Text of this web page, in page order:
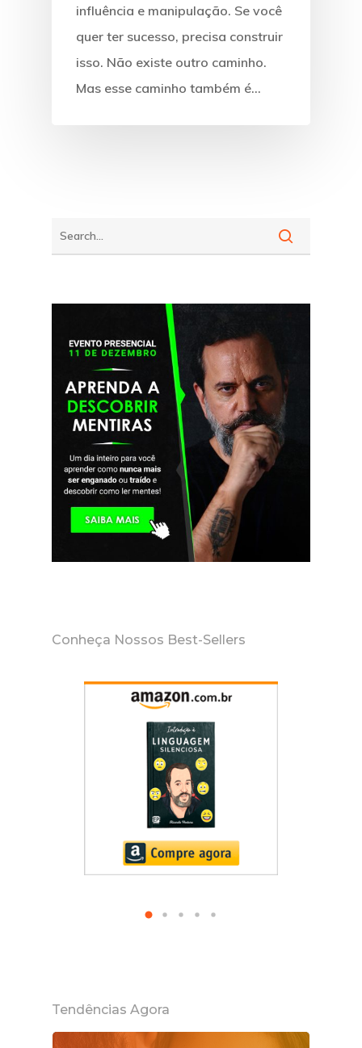
influência e manipulação. Se você
quer ter sucesso, precisa construir
isso. Não existe outro caminho.
Mas esse caminho também é…
Conheça Nossos Best-Sellers
Tendências Agora